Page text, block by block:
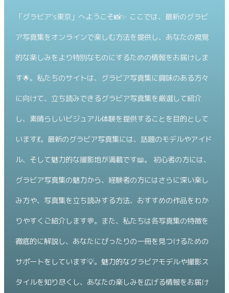
「グラビア’s東京」へようこそ📸✨ ここでは、最新のグラビ
ア写真集をオンラインで楽しむ方法を提供し、あなたの視覚
的な楽しみをより特別なものにするための情報をお届けしま
す🌟。私たちのサイトは、グラビア写真集に興味のある方々
に向けて、立ち読みできるグラビア写真集を厳選して紹介
し、素晴らしいビジュアル体験を提供することを目的として
います💃。最新のグラビア写真集には、話題のモデルやアイド
ル、そして魅力的な撮影地が満載です📖。 初心者の方には、
グラビア写真集の魅力から、経験者の方にはさらに深い楽し
み方や、写真集を立ち読みする方法、おすすめの作品をわか
りやすくご紹介します💬。また、私たちは各写真集の特徴を
徹底的に解説し、あなたにぴったりの一冊を見つけるための
サポートをしています💡。魅力的なグラビアモデルや撮影ス
タイルを知り尽くし、あなたの楽しみを広げる情報をお届け